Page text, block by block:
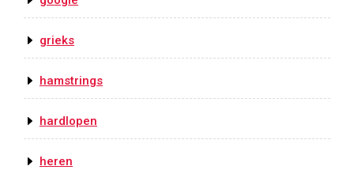
grieks
hamstrings
hardlopen
heren